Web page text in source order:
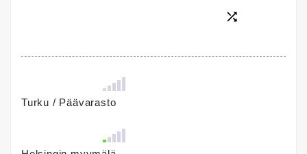

Turku / Päävarasto